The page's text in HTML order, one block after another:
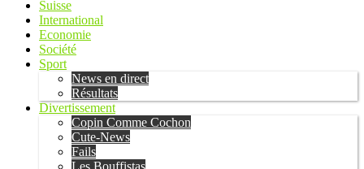
Suisse
International
Economie
Société
Sport
News en direct
Résultats
Divertissement
Copin Comme Cochon
Cute-News
Fails
Les Bouffistas